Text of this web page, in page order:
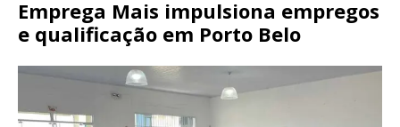
Emprega Mais impulsiona empregos
e qualificação em Porto Belo